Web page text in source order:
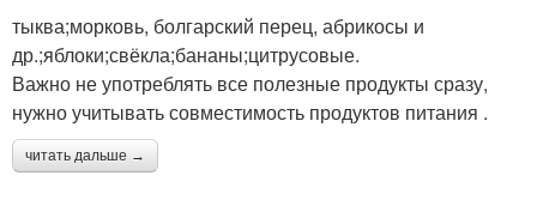
тыква;морковь, болгарский перец, абрикосы и
др.;яблоки;свёкла;бананы;цитрусовые.
Важно не употреблять все полезные продукты сразу,
нужно учитывать совместимость продуктов питания .
читать дальше →